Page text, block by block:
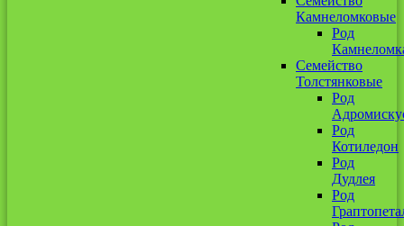
Камнеломковые
Род
Семейство
Толстянковые
Род
Род
Котиледон
Род
Дудлея
Род